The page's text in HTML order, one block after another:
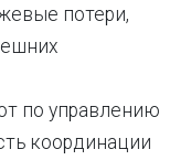
потери,
по управлению
координации